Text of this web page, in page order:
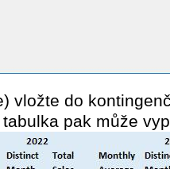
vložte do
pak může